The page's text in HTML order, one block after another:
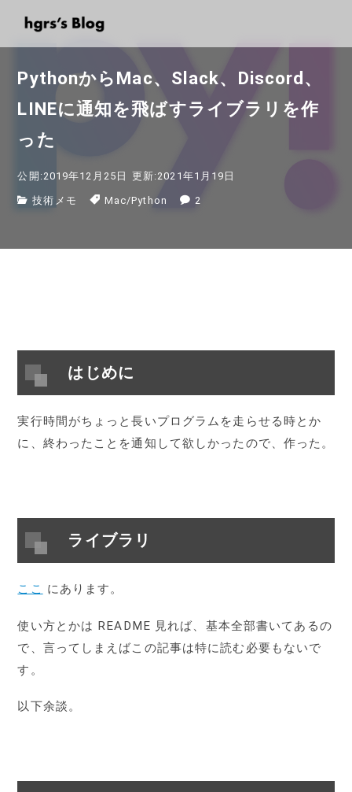
PythonからMac、Slack、Discord、
LINEに通知を飛ばすライブラリを作
った
公開:2019年12月25日 更新:2021年1月19日
技術メモ Mac/Python 2
はじめに
実行時間がちょっと長いプログラムを走らせる時とか
に、終わったことを通知して欲しかったので、作った。
ライブラリ
ここ にあります。
使い方とかは README 見れば、基本全部書いてあるの
で、言ってしまえばこの記事は特に読む必要もないで
す。
以下余談。